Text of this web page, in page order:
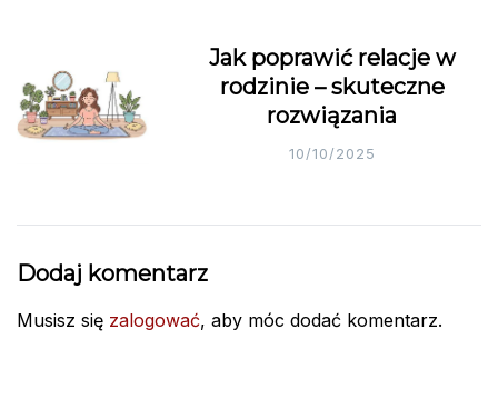
Jak poprawić relacje w
rodzinie – skuteczne
rozwiązania
10/10/2025
Dodaj komentarz
Musisz się zalogować, aby móc dodać komentarz.